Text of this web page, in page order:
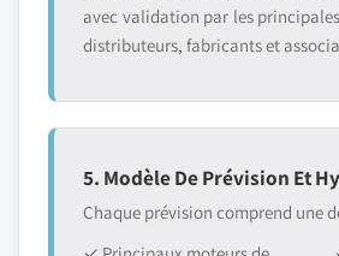
avec validation par les
distributeurs, fabricants et
5. Modèle De Prévision Et
Chaque prévision comprend une